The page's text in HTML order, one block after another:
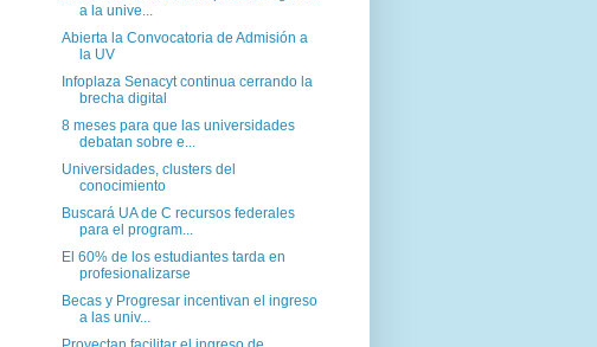
a la unive...
Abierta la Convocatoria de Admisión a
la UV
Infoplaza Senacyt continua cerrando la
brecha digital
8 meses para que las universidades
debatan sobre e...
Universidades, clusters del
conocimiento
Buscará UA de C recursos federales
para el program...
El 60% de los estudiantes tarda en
profesionalizarse
Becas y Progresar incentivan el ingreso
a las univ...